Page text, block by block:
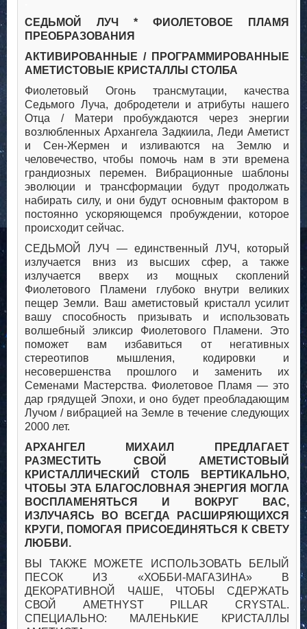
СЕДЬМОЙ ЛУЧ * ФИОЛЕТОВОЕ ПЛАМЯ
ПРЕОБРАЗОВАНИЯ
АКТИВИРОВАННЫЕ / ПРОГРАММИРОВАННЫЕ
АМЕТИСТОВЫЕ КРИСТАЛЛЫ СТОЛБА
Фиолетовый Огонь трансмутации, качества
Седьмого Луча, добродетели и атрибуты нашего
Отца / Матери пробуждаются через энергии
возлюбленных Архангела Задкиила, Леди Аметист
и Сен-Жермен и изливаются на Землю и
человечество, чтобы помочь нам в эти времена
грандиозных перемен. Вибрационные шаблоны
эволюции и трансформации будут продолжать
набирать силу, и они будут основным фактором в
постоянно ускоряющемся пробуждении, которое
происходит сейчас.
СЕДЬМОЙ ЛУЧ — единственный ЛУЧ, который
излучается вниз из высших сфер, а также
излучается вверх из мощных скоплений
Фиолетового Пламени глубоко внутри великих
пещер Земли. Ваш аметистовый кристалл усилит
вашу способность призывать и использовать
волшебный эликсир Фиолетового Пламени. Это
поможет вам избавиться от негативных
стереотипов мышления, кодировки и
несовершенства прошлого и заменить их
Семенами Мастерства. Фиолетовое Пламя — это
дар грядущей Эпохи, и оно будет преобладающим
Лучом / вибрацией на Земле в течение следующих
2000 лет.
АРХАНГЕЛ МИХАИЛ ПРЕДЛАГАЕТ
РАЗМЕСТИТЬ СВОЙ АМЕТИСТОВЫЙ
КРИСТАЛЛИЧЕСКИЙ СТОЛБ ВЕРТИКАЛЬНО,
ЧТОБЫ ЭТА БЛАГОСЛОВНАЯ ЭНЕРГИЯ МОГЛА
ВОСПЛАМЕНЯТЬСЯ И ВОКРУГ ВАС,
ИЗЛУЧАЯСЬ ВО ВСЕГДА РАСШИРЯЮЩИХСЯ
КРУГИ, ПОМОГАЯ ПРИСОЕДИНЯТЬСЯ К СВЕТУ
ЛЮБВИ.
ВЫ ТАКЖЕ МОЖЕТЕ ИСПОЛЬЗОВАТЬ БЕЛЫЙ
ПЕСОК ИЗ «ХОББИ-МАГАЗИНА» В
ДЕКОРАТИВНОЙ ЧАШЕ, ЧТОБЫ СДЕРЖАТЬ
СВОЙ AMETHYST PILLAR CRYSTAL.
СПЕЦИАЛЬНО: МАЛЕНЬКИЕ КРИСТАЛЛЫ